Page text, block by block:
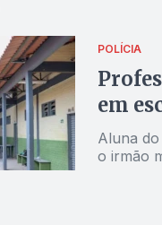
POLÍCIA
em
Aluna
o irmão